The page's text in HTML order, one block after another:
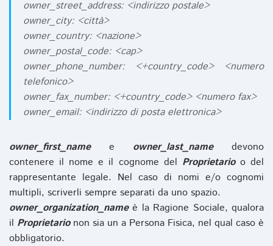
owner_street_address: <indirizzo postale>
owner_city: <città>
owner_country: <nazione>
owner_postal_code: <cap>
owner_phone_number: <+country_code> <numero
telefonico>
owner_fax_number: <+country_code> <numero fax>
owner_email: <indirizzo di posta elettronica>
owner_first_namee owner_last_namedevono
contenere il nome e il cognome del Proprietarioo del
rappresentante legale. Nel caso di nomi e/o cognomi
multipli, scriverli sempre separati da uno spazio.
owner_organization_nameè la Ragione Sociale, qualora
il Proprietarionon sia un a Persona Fisica, nel qual caso è
obbligatorio.